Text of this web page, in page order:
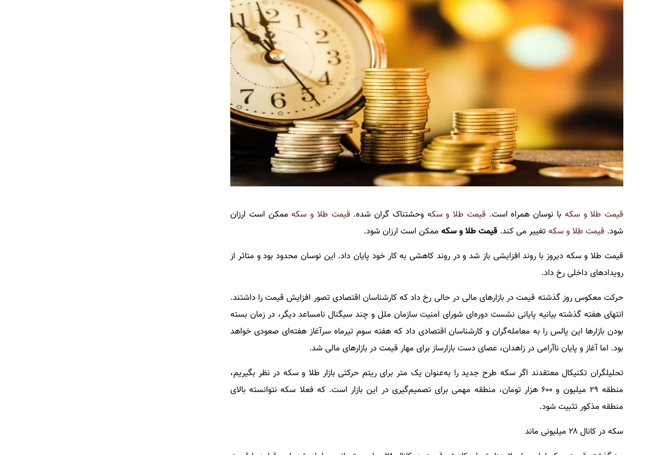
قیمت طلا و سکه با نوسان همراه است. قیمت طلا و سکه وحشتناک گران شده. قیمت طلا و سکه ممکن است ارزان
شود. قیمت طلا و سکه تغییر می کند. قیمت طلا و سکه ممکن است ارزان شود.
قیمت طلا و سکه دیروز با روند افزایشی باز شد و در روند کاهشی به کار خود پایان داد. این نوسان محدود بود و متاثر از
رویدادهای داخلی رخ داد.
حرکت معکوس روز گذشته قیمت در بازارهای مالی در حالی رخ داد که کارشناسان اقتصادی تصور افزایش قیمت را داشتند.
انتهای هفته گذشته بیانیه پایانی نشست دوره‌ای شورای امنیت سازمان ملل و چند سیگنال نامساعد دیگر، در زمان بسته
بودن بازارها این پالس را به معامله‌گران و کارشناسان اقتصادی داد که هفته سوم تیرماه سرآغاز هفته‌ای صعودی خواهد
بود. اما آغاز و پایان ناآرامی در زاهدان، عصای دست بازارساز برای مهار قیمت در بازارهای مالی شد.
تحلیلگران تکنیکال معتقدند اگر سکه طرح جدید را به‌عنوان یک متر برای ریتم حرکتی بازار طلا و سکه در نظر بگیریم،
منطقه ۲۹ میلیون و ۶۰۰ هزار تومان، منطقه مهمی برای تصمیم‌گیری در این بازار است. که فعلا سکه نتوانسته بالای
منطقه مذکور تثبیت شود.
سکه در کانال ۲۸ میلیونی ماند